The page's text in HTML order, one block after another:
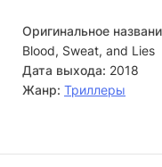
Оригинальное
Blood, Sweat, and Lies
Дата выхода: 2018
Жанр: Триллеры